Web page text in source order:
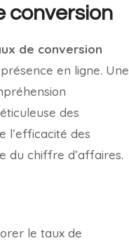
conversion
de conversion
en ligne. Une
des
l’efficacité des
du chiffre d’affaires.
le taux de